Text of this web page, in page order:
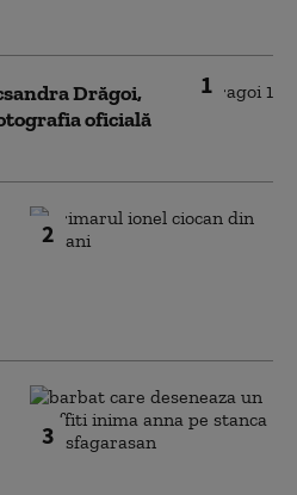
1
Drăgoi,
oficială
2
3